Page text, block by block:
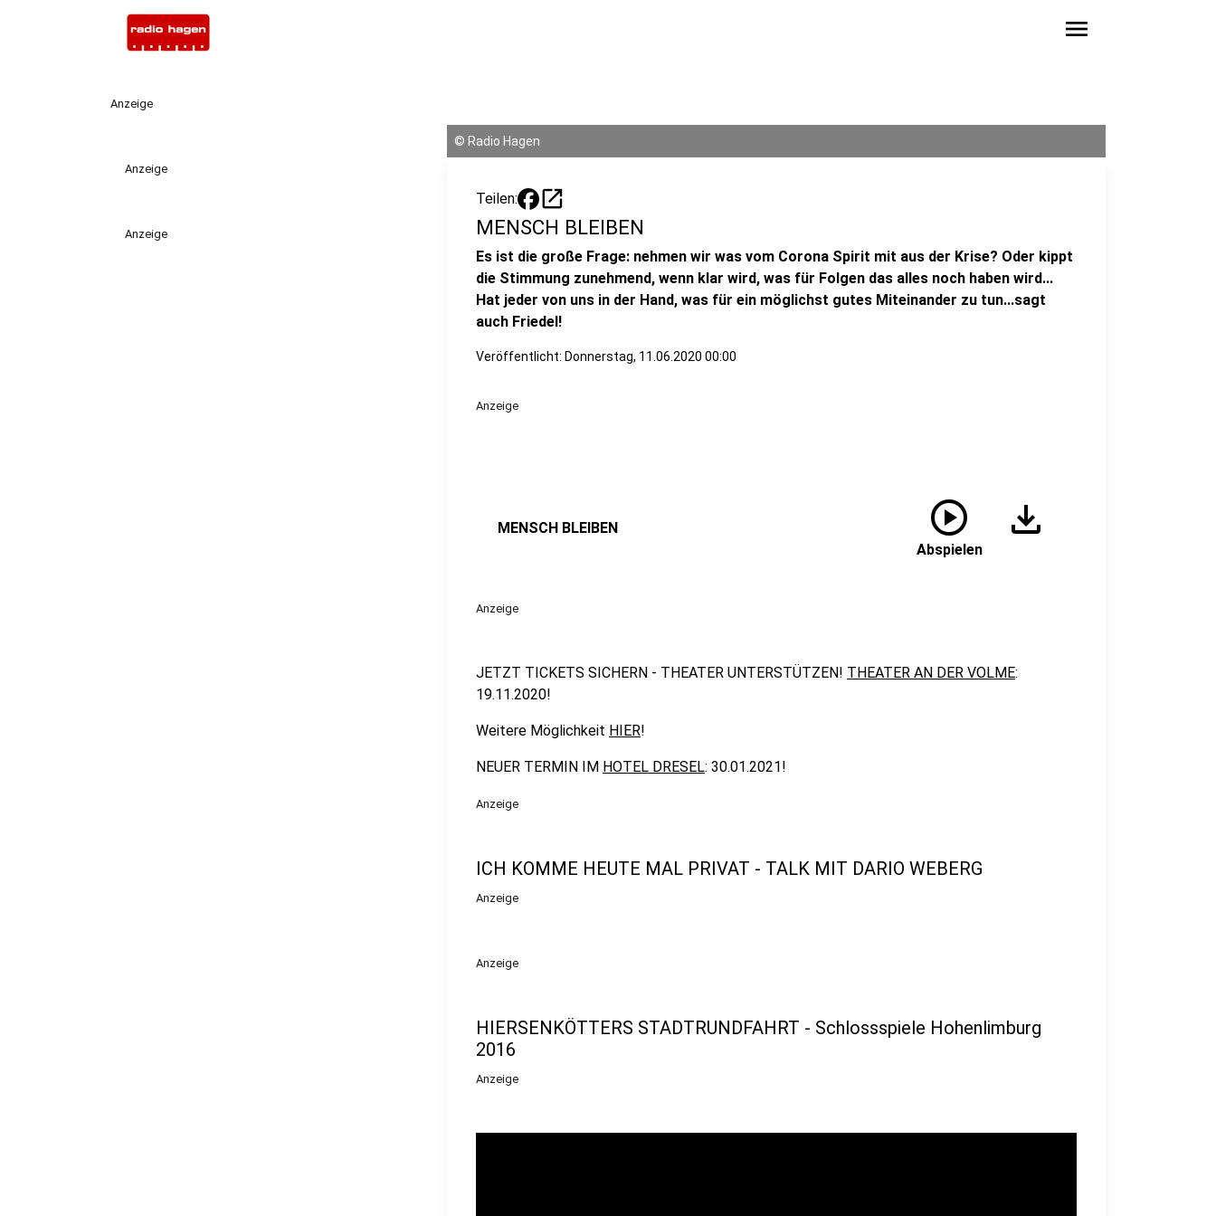
menu
Anzeige
Anzeige
Anzeige
© Radio Hagen
Teilen: open_in_new
MENSCH BLEIBEN
Es ist die große Frage: nehmen wir was vom Corona Spirit mit aus der Krise? Oder kippt
die Stimmung zunehmend, wenn klar wird, was für Folgen das alles noch haben wird...
Hat jeder von uns in der Hand, was für ein möglichst gutes Miteinander zu tun...sagt
auch Friedel!
Veröffentlicht: Donnerstag, 11.06.2020 00:00
Anzeige
MENSCH BLEIBEN play_circle
Abspielen
download
Anzeige
JETZT TICKETS SICHERN - THEATER UNTERSTÜTZEN! THEATER AN DER VOLME:
19.11.2020!
Weitere Möglichkeit HIER!
NEUER TERMIN IM HOTEL DRESEL: 30.01.2021!
Anzeige
ICH KOMME HEUTE MAL PRIVAT - TALK MIT DARIO WEBERG
Anzeige
Anzeige
HIERSENKÖTTERS STADTRUNDFAHRT - Schlossspiele Hohenlimburg
2016
Anzeige